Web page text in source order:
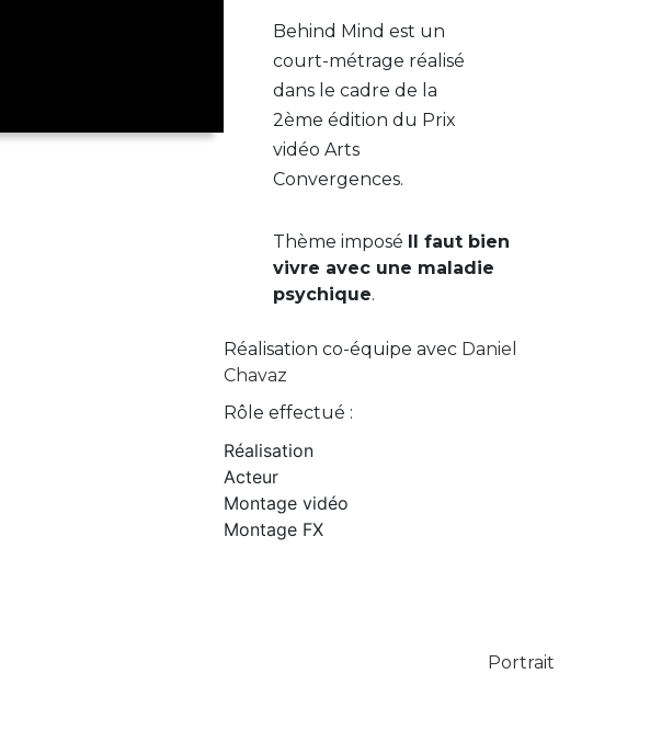
Behind Mind est un
court-métrage réalisé
dans le cadre de la
2ème édition du Prix
vidéo Arts
Convergences.
Thème imposé Il faut bien
vivre avec une maladie
psychique.
Réalisation co-équipe avec Daniel
Chavaz
Rôle effectué :
Réalisation
Acteur
Montage vidéo
Montage FX
Portrait